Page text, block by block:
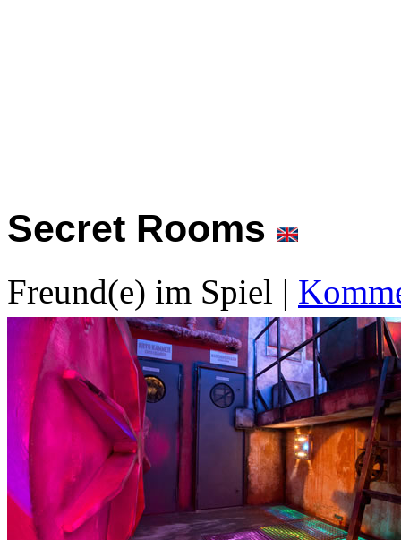
Secret Rooms
Freund(e) im Spiel |